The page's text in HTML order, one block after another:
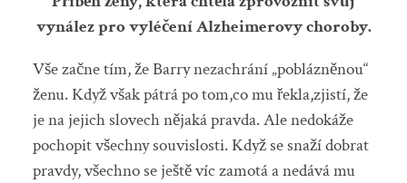
vynález pro vyléčení Alzheimerovy choroby.
Vše začne tím, že Barry nezachrání „poblázněnou“
ženu. Když však pátrá po tom,co mu řekla,zjistí, že
je na jejich slovech nějaká pravda. Ale nedokáže
pochopit všechny souvislosti. Když se snaží dobrat
pravdy, všechno se ještě víc zamotá a nedává mu